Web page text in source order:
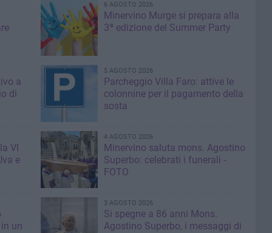
6 AGOSTO 2026
Minervino Murge si prepara alla
3ª edizione del Summer Party
a
di
5 AGOSTO 2026
Parcheggio Villa Faro: attive le
colonnine per il pagamento della
sosta
VI
e
4 AGOSTO 2026
Minervino saluta mons. Agostino
Superbo: celebrati i funerali -
FOTO
un
3 AGOSTO 2026
Si spegne a 86 anni Mons.
Agostino Superbo, i messaggi di